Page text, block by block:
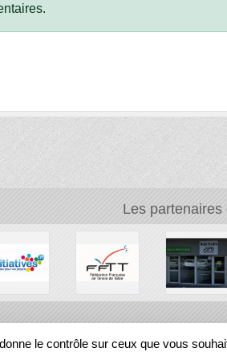
Les partenaires
le contrôle sur ceux que vous